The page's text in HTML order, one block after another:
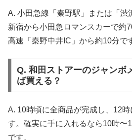
A. 小田急線「秦野駅」または「渋
新宿から小田急ロマンスカーで約
高速「秦野中井IC」から約10分で
Q. 和田ストアーのジャンボ
ば買える？
A. 10時頃に全商品が完成し、12時
す。確実に手に入れるなら10時〜
です。